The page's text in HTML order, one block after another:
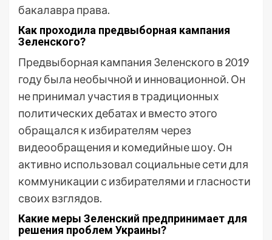
бакалавра права.
Как проходила предвыборная кампания
Зеленского?
Предвыборная кампания Зеленского в 2019
году была необычной и инновационной. Он
не принимал участия в традиционных
политических дебатах и вместо этого
обращался к избирателям через
видеообращения и комедийные шоу. Он
активно использовал социальные сети для
коммуникации с избирателями и гласности
своих взглядов.
Какие меры Зеленский предпринимает для
решения проблем Украины?